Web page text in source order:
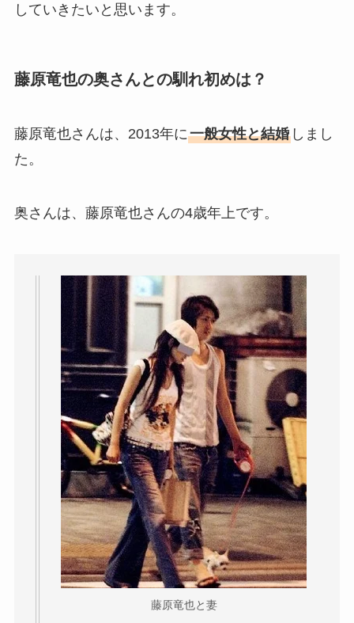
していきたいと思います。
藤原竜也の奥さんとの馴れ初めは？
藤原竜也さんは、2013年に一般女性と結婚しまし
た。
奥さんは、藤原竜也さんの4歳年上です。
藤原竜也と妻